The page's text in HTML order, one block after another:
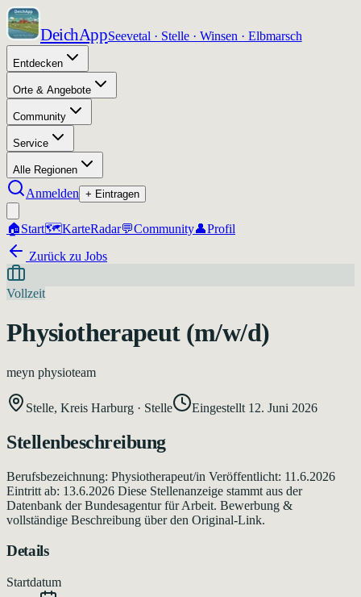
DeichAppSeevetal · Stelle · Winsen · Elbmarsch
Entdecken
Orte & Angebote
Community
Service
Alle Regionen
Anmelden + Eintragen
🏠Start🗺️KarteRadar💬Community👤Profil
Zurück zu Jobs
Vollzeit
Physiotherapeut (m/w/d)
meyn physioteam
Stelle, Kreis Harburg · Stelle Eingestellt 12. Juni 2026
Stellenbeschreibung
Berufsbezeichnung: Physiotherapeut/in Veröffentlicht: 11.6.2026
Eintritt ab: 13.6.2026 Diese Stellenanzeige stammt aus der
Datenbank der Bundesagentur für Arbeit. Bewerbung &
vollständige Beschreibung über den Original-Link.
Details
Startdatum